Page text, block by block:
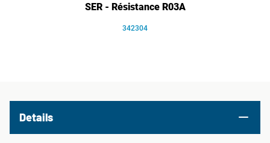
SER - Résistance R03A
342304
Details